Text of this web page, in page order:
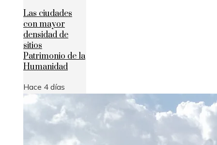
Las ciudades
con mayor
densidad de
sitios
Patrimonio de la
Humanidad
Hace 4 días